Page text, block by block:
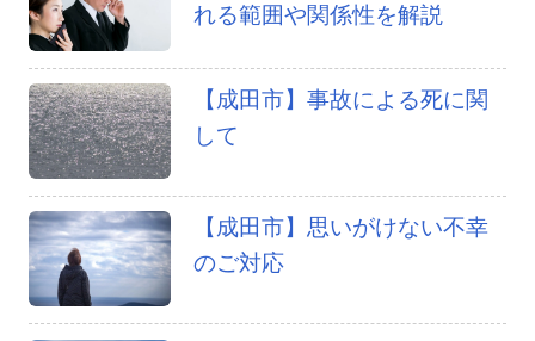
れる範囲や関係性を解説
【成田市】事故による死に関
して
【成田市】思いがけない不幸
のご対応